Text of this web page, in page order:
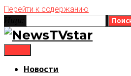
Перейти к содержанию
Новости